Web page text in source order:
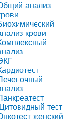
анализ
крови
тест
женский